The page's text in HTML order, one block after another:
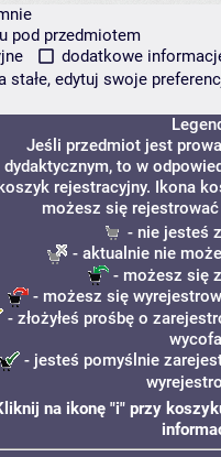
pod przedmiotem
dodatkowe
edytuj swoje
Jeśli przedmiot jest
dydaktycznym, to w
koszyk rejestracyjny. Ikona
możesz się
- nie jesteś
- aktualnie nie
- możesz się
- możesz się
- złożyłeś prośbę o
- jesteś pomyślnie
na ikonę "i" przy